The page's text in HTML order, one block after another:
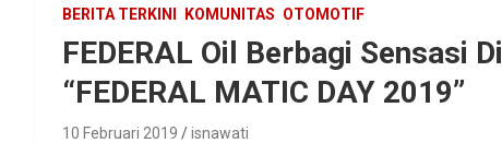
BERITA TERKINI KOMUNITAS OTOMOTIF
FEDERAL Oil Berbagi Sensasi
“FEDERAL MATIC DAY 2019”
10 Februari 2019 isnawati